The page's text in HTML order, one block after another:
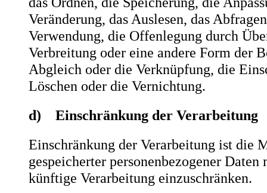
Veränderung, das Auslesen, das
Verwendung, die Offenlegung durch
Verbreitung oder eine andere Form der
Abgleich oder die Verknüpfung, die
Löschen oder die Vernichtung.
d) Einschränkung der Verarbeitung
Einschränkung der Verarbeitung ist die
gespeicherter personenbezogener
künftige Verarbeitung einzuschränken.